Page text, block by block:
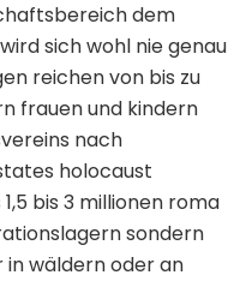
dem
sich wohl nie genau
reichen von bis zu
frauen und kindern
nach
holocaust
bis 3 millionen roma
sondern
in wäldern oder an